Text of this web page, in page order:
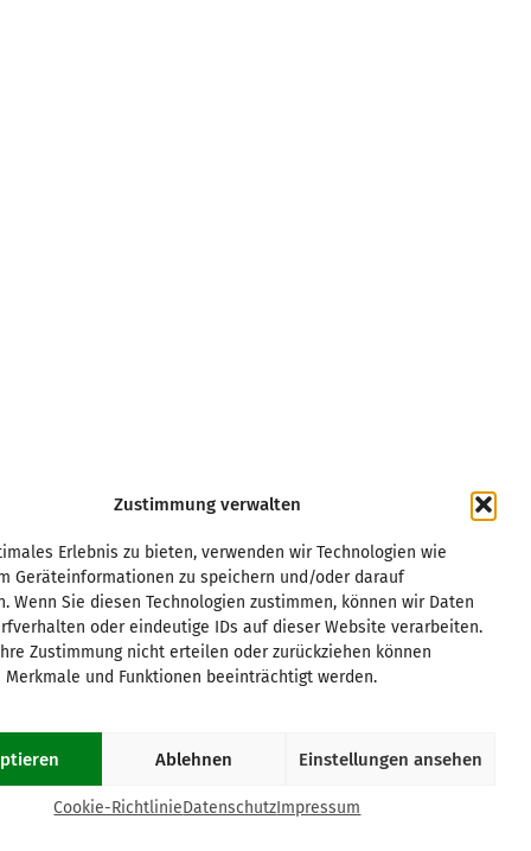
Zustimmung verwalten
Erlebnis zu bieten, verwenden wir Technologien wie
Geräteinformationen zu speichern und/oder darauf
Wenn Sie diesen Technologien zustimmen, können wir Daten
oder eindeutige IDs auf dieser Website verarbeiten.
Zustimmung nicht erteilen oder zurückziehen können
und Funktionen beeinträchtigt werden.
Ablehnen Einstellungen ansehen
Cookie-RichtlinieDatenschutzImpressum
Leipzig
Magdeburg
München
Münster
Osnabrück
Paderborn
Rhein/Main
Ruhrgebiet
Saar/Trier
Stuttgart
Würzburg
COOKIE-RICHTLINIE (EU)